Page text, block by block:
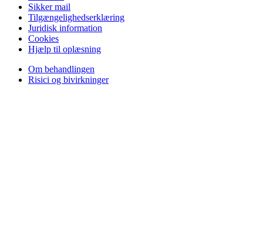
Sikker mail
Tilgængelighedserklæring
Juridisk information
Cookies
Hjælp til oplæsning
Om behandlingen
Risici og bivirkninger